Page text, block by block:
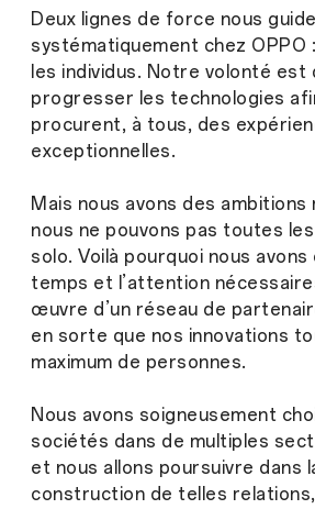
Deux lignes de force nous
systématiquement chez OPPO
les individus. Notre volonté est
progresser les technologies
procurent, à tous, des
exceptionnelles.
Mais nous avons des ambitions
nous ne pouvons pas toutes
solo. Voilà pourquoi nous
temps et l’attention
œuvre d’un réseau de
en sorte que nos innovations
maximum de personnes.
Nous avons soigneusement
sociétés dans de multiples
et nous allons poursuivre dans
construction de telles